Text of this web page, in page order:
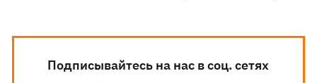
Подписывайтесь на нас в соц. сетях